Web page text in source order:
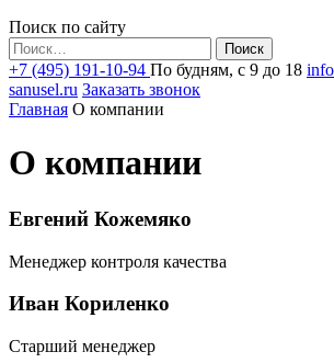
Поиск по сайту
Найти:
+7 (495) 191-10-94 По будням, с 9 до 18
sanusel.ru Заказать звонок
Главная О компании
О компании
Евгений Кожемяко
Менеджер контроля качества
Иван Кориленко
Старший менеджер